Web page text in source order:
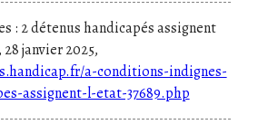
: 2 détenus handicapés assignent
janvier 2025,
a-conditions-indignes-
assignent-l-etat-37689.php